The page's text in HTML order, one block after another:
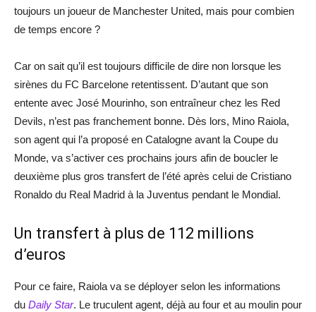
toujours un joueur de Manchester United, mais pour combien
de temps encore ?
Car on sait qu’il est toujours difficile de dire non lorsque les
sirènes du FC Barcelone retentissent. D’autant que son
entente avec José Mourinho, son entraîneur chez les Red
Devils, n’est pas franchement bonne. Dès lors, Mino Raiola,
son agent qui l’a proposé en Catalogne avant la Coupe du
Monde, va s’activer ces prochains jours afin de boucler le
deuxième plus gros transfert de l’été après celui de Cristiano
Ronaldo du Real Madrid à la Juventus pendant le Mondial.
Un transfert à plus de 112 millions
d’euros
Pour ce faire, Raiola va se déployer selon les informations
du Daily Star. Le truculent agent, déjà au four et au moulin pour